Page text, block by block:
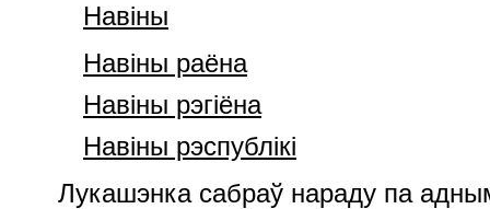
Навiны
Навiны раёна
Навiны рэгiёна
Навiны рэспублiкi
Лукашэнка сабраў нараду па